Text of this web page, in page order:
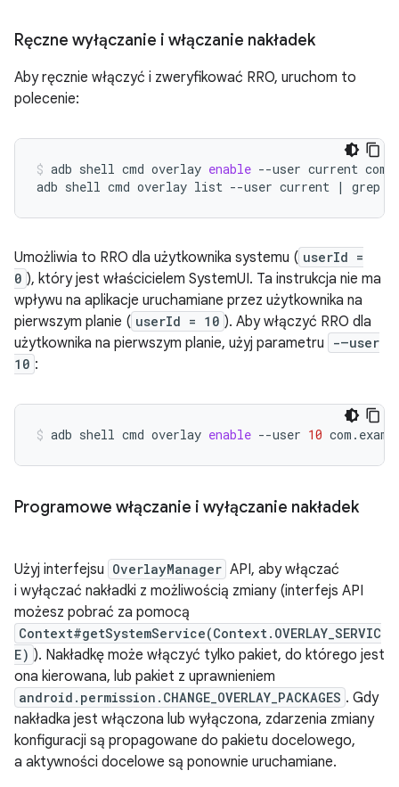
Ręczne wyłączanie i włączanie nakładek
Aby ręcznie włączyć i zweryfikować RRO, uruchom to
polecenie:
adb shell cmd overlay enable --user current
adb shell cmd overlay list --user current | grep
Umożliwia to RRO dla użytkownika systemu ( userId =
0 ), który jest właścicielem SystemUI. Ta instrukcja nie ma
wpływu na aplikacje uruchamiane przez użytkownika na
pierwszym planie ( userId = 10 ). Aby włączyć RRO dla
użytkownika na pierwszym planie, użyj parametru
-–user
10 :
adb shell cmd overlay enable --user 10
Programowe włączanie i wyłączanie nakładek
Użyj interfejsu OverlayManager API, aby włączać
i wyłączać nakładki z możliwością zmiany (interfejs API
możesz pobrać za pomocą
Context#getSystemService(Context.OVERLAY_SERVIC
E) ). Nakładkę może włączyć tylko pakiet, do którego jest
ona kierowana, lub pakiet z uprawnieniem
android.permission.CHANGE_OVERLAY_PACKAGES . Gdy
nakładka jest włączona lub wyłączona, zdarzenia zmiany
konfiguracji są propagowane do pakietu docelowego,
a aktywności docelowe są ponownie uruchamiane.